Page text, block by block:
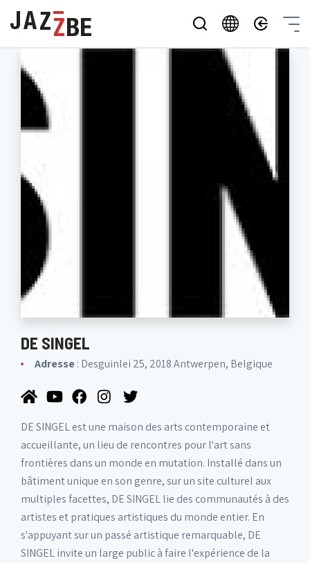
DE SINGEL
Adresse: Desguinlei 25, 2018 Antwerpen, Belgique
DE SINGEL est une maison des arts contemporaine et
accueillante, un lieu de rencontres pour l'art sans
frontières dans un monde en mutation. Installé dans un
bâtiment unique en son genre, sur un site culturel aux
multiples facettes, DE SINGEL lie des communautés à des
artistes et pratiques artistiques du monde entier. En
s'appuyant sur un passé artistique remarquable, DE
SINGEL invite un large public à faire l'expérience de la